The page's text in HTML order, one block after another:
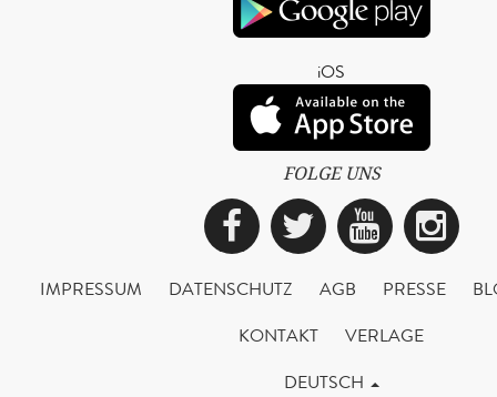
iOS
FOLGE UNS
Facebook
Twitter
IMPRESSUM DATENSCHUTZ AGB PRESSE
KONTAKT
VERLAGE
DEUTSCH